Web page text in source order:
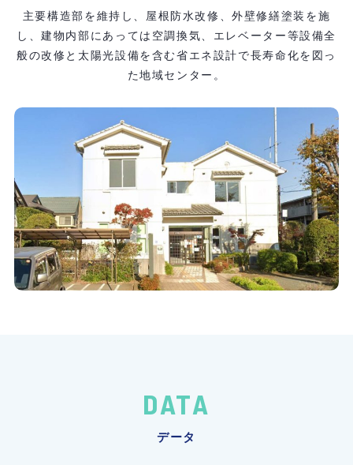
主要構造部を維持し、屋根防水改修、外壁修繕塗装を施
し、建物内部にあっては空調換気、エレベーター等設備全
般の改修と太陽光設備を含む省エネ設計で長寿命化を図っ
た地域センター。
DATA
データ